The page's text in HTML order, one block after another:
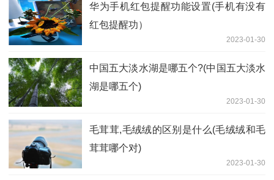
华为手机红包提醒功能设置(手机有没有
红包提醒功）
2023-01-30
中国五大淡水湖是哪五个?(中国五大淡水
湖是哪五个)
2023-01-30
毛茸茸,毛绒绒的区别是什么(毛绒绒和毛
茸茸哪个对)
2023-01-30